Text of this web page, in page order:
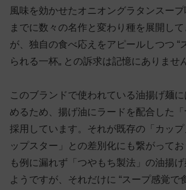
風味を効かせたオニオングラタンスー
までに数々の名作と変わり種を展開し
が、独自の食べ応えをアピールしつつ “
られる一杯„ との訴求は記憶にありませ
このブランドで使われている油揚げ麺
めるため、揚げ油にラードを配合した
採用しています。それが既存の「カッ
ップスター」との差別化にも繋がって
も例に漏れず「つやもち製法」の油揚
ようですが、それだけに “スープ感覚で